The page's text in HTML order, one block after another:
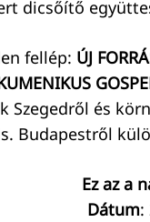
dicsőítő
fellép: ÚJ
Szegedről és
Budapestről
Ez az a
Dátum: